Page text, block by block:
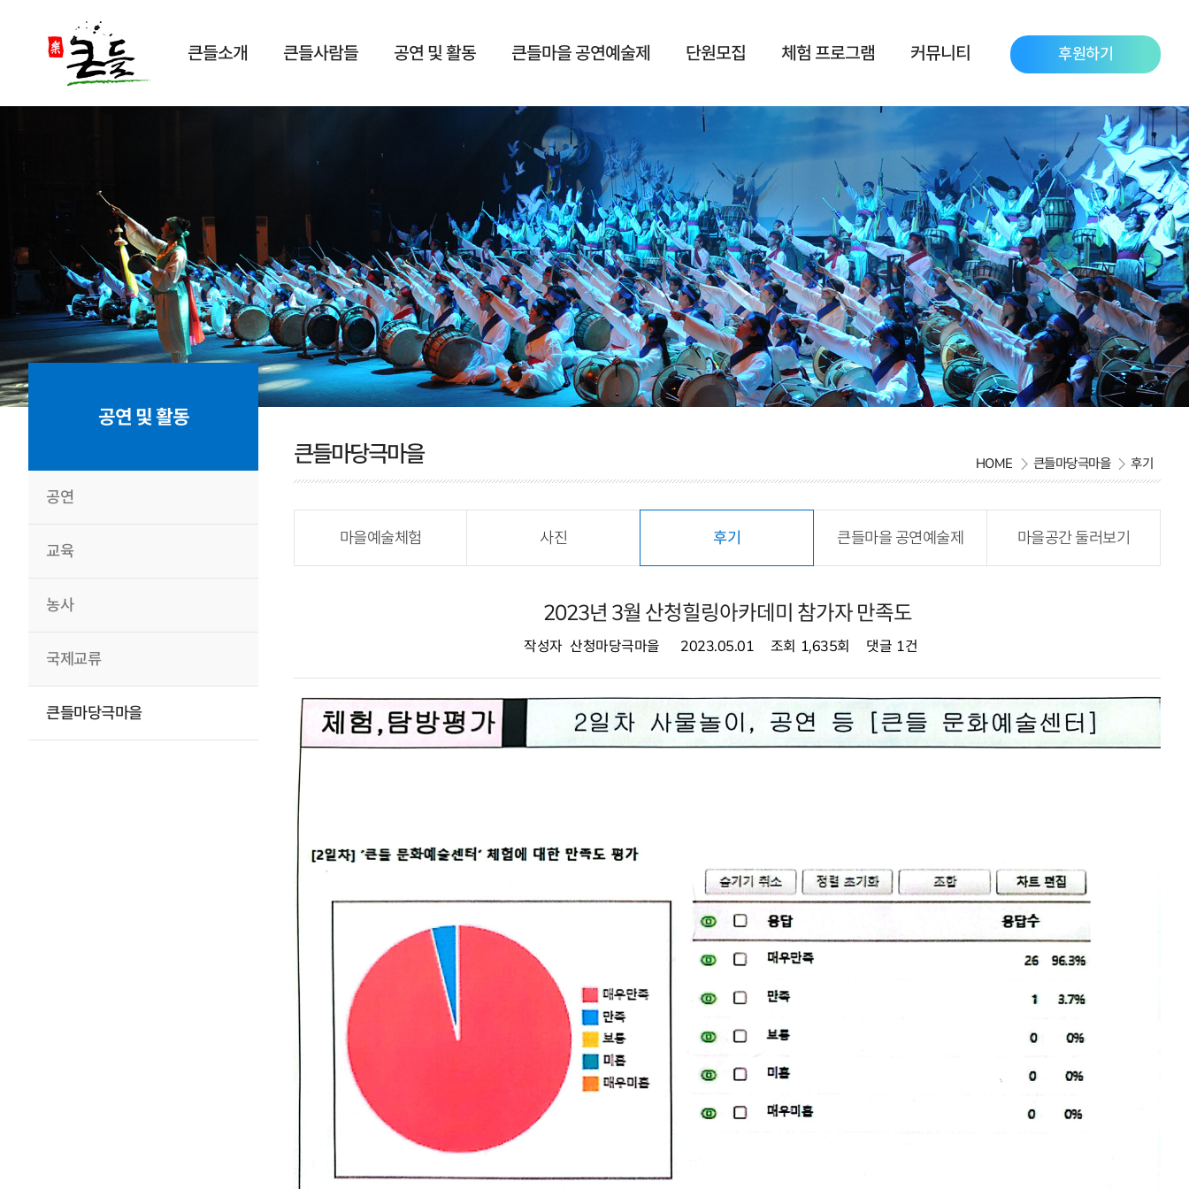
큰들소개 큰들사람들 공연 및 활동 큰들마을 공연예술제 단원모집 체험 프로그램 커뮤니티 후원하기
공연 및 활동
공연
교육
농사
국제교류
큰들마당극마을
큰들마당극마을 HOME 큰들마당극마을 후기
마을예술체험 사진 후기 큰들마을 공연예술제 마을공간 둘러보기
2023년 3월 산청힐링아카데미 참가자 만족도
작성자 산청마당극마을 2023.05.01 조회 1,635회 댓글 1건